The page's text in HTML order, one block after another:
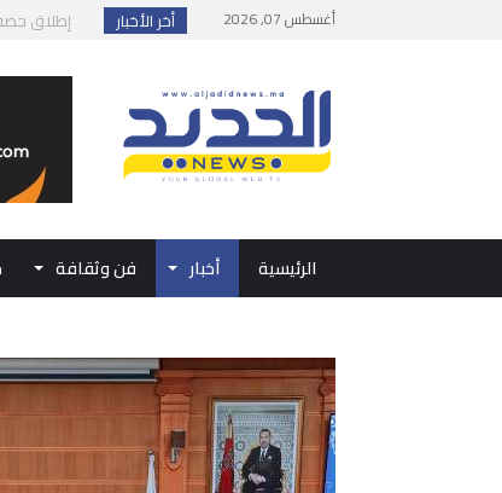
أغسطس 07, 2026 أخر الأخبار
إطلاق
بلاغ من
حفل
الرئيسية أخبار فن وثقافة